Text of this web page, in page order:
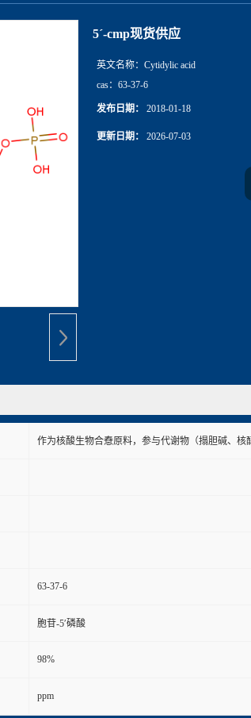
5ˊ-cmp现货供应
英文名称： Cytidylic acid
cas： 63-37-6
发布日期： 2018-01-18
更新日期： 2026-07-03
作为核酸生物合憃原料，参与代谢物（搨胆碱、核
63-37-6
胞苷-5′磷酸
98%
ppm